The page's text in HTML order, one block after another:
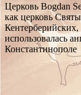
Церковь Bogdan
как церковь
Кентерберийских,
использовалась
Константинополе